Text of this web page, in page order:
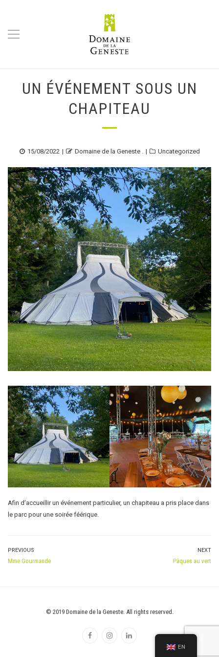
UN ÉVÉNEMENT SOUS UN
CHAPITEAU
Posted
15/08/2022 Author
Domaine de la Geneste . Categories
Uncategorized
Afin d’accueillir un événement particulier, un chapiteau a pris place dans
le parc pour une soirée féérique.
POST
PREVIOUS
Previous
Mme Gourmande
NEXT
Next
Pâques au vert
© 2019 Domaine de la Geneste. All rights reserved.
EN